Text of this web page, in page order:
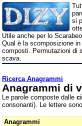
si
Utile anche per lo
Qual è la scomposizione
composti. Permutazioni di
scava.
Ricerca Anagrammi
Anagrammi di
Le parole composte dalle
consonanti). Le lettere
Anagrammi